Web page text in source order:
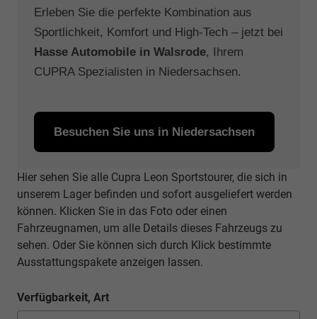
Erleben Sie die perfekte Kombination aus
Sportlichkeit, Komfort und High-Tech – jetzt bei
Hasse Automobile in Walsrode, Ihrem
CUPRA Spezialisten in Niedersachsen.
Besuchen Sie uns in Niedersachsen
Hier sehen Sie alle Cupra Leon Sportstourer, die sich in
unserem Lager befinden und sofort ausgeliefert werden
können. Klicken Sie in das Foto oder einen
Fahrzeugnamen, um alle Details dieses Fahrzeugs zu
sehen. Oder Sie können sich durch Klick bestimmte
Ausstattungspakete anzeigen lassen.
Verfügbarkeit, Art